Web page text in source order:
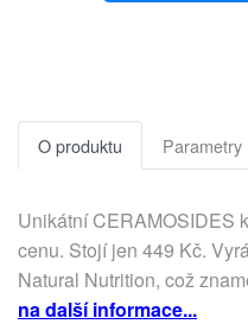
O produktu Parametry
Unikátní CERAMOSIDES
cenu. Stojí jen 449 Kč.
Natural Nutrition, což
na další informace...